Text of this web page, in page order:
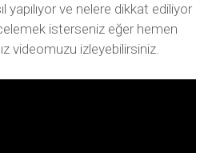
yapılıyor ve nelere dikkat ediliyor
isterseniz eğer hemen
videomuzu izleyebilirsiniz.